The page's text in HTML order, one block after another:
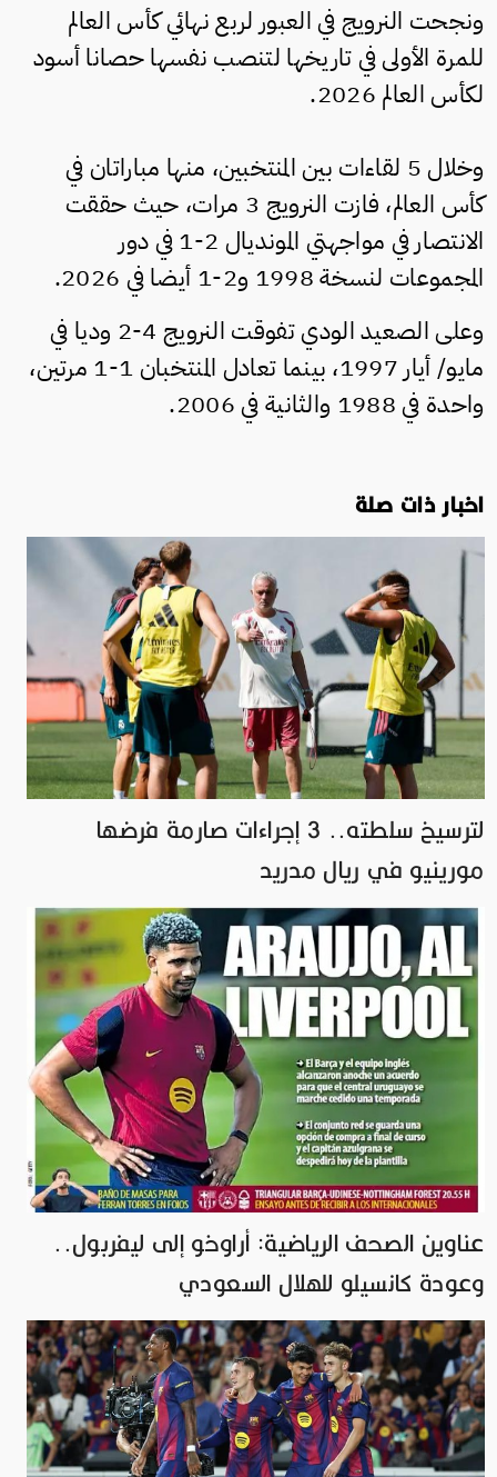
ونجحت النرويج في العبور لربع نهائي كأس العالم
للمرة الأولى في تاريخها لتنصب نفسها حصانا أسود
لكأس العالم 2026.
وخلال 5 لقاءات بين المنتخبين، منها مباراتان في
كأس العالم، فازت النرويج 3 مرات، حيث حققت
الانتصار في مواجهتي المونديال 2-1 في دور
المجموعات لنسخة 1998 و2-1 أيضا في 2026.
وعلى الصعيد الودي تفوقت النرويج 4-2 وديا في
مايو/ أيار 1997، بينما تعادل المنتخبان 1-1 مرتين،
واحدة في 1988 والثانية في 2006.
اخبار ذات صلة
لترسيخ سلطته.. 3 إجراءات صارمة فرضها
مورينيو في ريال مدريد
عناوين الصحف الرياضية: أراوخو إلى ليفربول..
وعودة كانسيلو للهلال السعودي